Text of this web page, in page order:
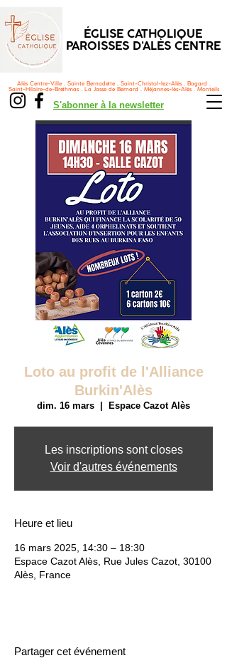
ÉGLISE CATHOLIQUE
PAROISSES D'ALÈS CENTRE
S'abonner à la newsletter
Alès Centre-Ville . Sainte Bernadette . Saint-Christol-lez-Alès . Bagard .
Saint-Hilaire-de-Brethmas . La Jasse de Bernard . Méjannes-lès-Alès . Monteils
Loto au profit de l'Alliance
Burkin'Alès
dim. 16 mars Espace Cazot Alès
Les inscriptions sont closes
Voir d'autres événements
Heure et lieu
16 mars 2025, 14:30 – 18:30
Espace Cazot Alès, Rue Jules Cazot, 30100
Alès, France
Partager cet événement